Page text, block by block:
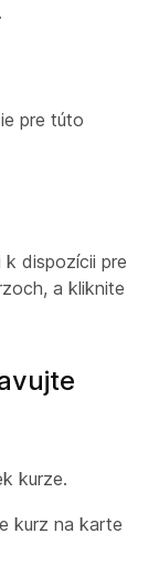
pre túto
dispozícii pre
a kliknite
kurze.
kurz na karte